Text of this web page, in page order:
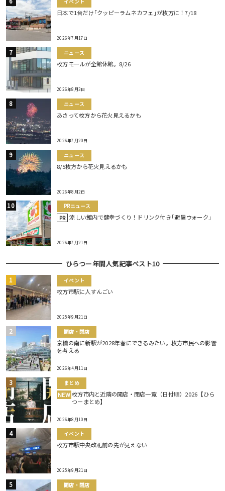
イベント
日本で1台だけ｢クッピーラムネカフェ｣が枚方に！7/18
2026年7月17日
ニュース
枚方モールが全館休館。8/26
2026年8月3日
ニュース
あさって枚方から花火見えるかも
2026年7月20日
ニュース
8/5枚方から花火見えるかも
2026年8月2日
PRニュース
PR 涼しい館内で健幸づくり！ドリンク付き｢避暑ウォーク｣
2026年7月21日
ひらつー年間人気記事ベスト10
イベント
枚方市駅に人すんごい
2025年9月21日
開店・閉店
京橋の南に新駅が2028年春にできるみたい。枚方市民への影響
を考える
2026年4月11日
まとめ
NEW 枚方市内と近隣の開店・閉店一覧（日付順）2026【ひら
つーまとめ】
2026年8月10日
イベント
枚方市駅中央改札前の先が見えない
2025年9月21日
開店・閉店